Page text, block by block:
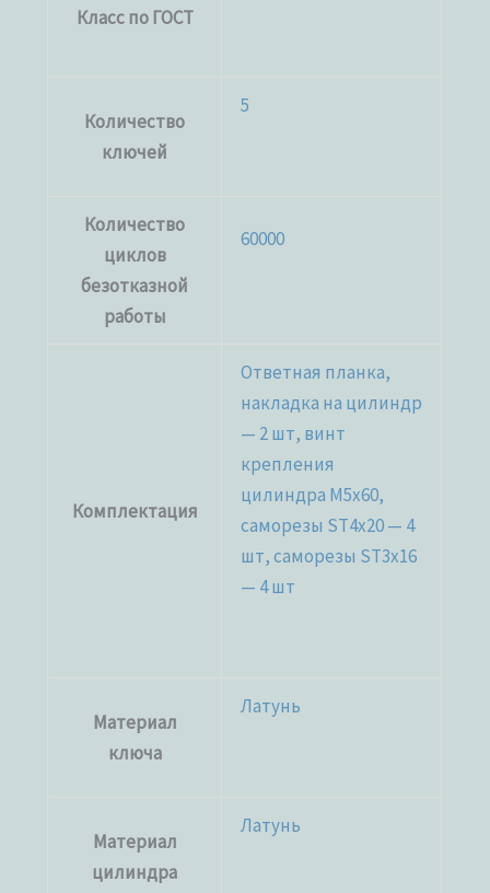
Класс по ГОСТ
Количество
ключей
5
Количество
циклов
безотказной
работы
60000
Комплектация
Ответная планка,
накладка на цилиндр
— 2 шт, винт
крепления
цилиндра M5x60,
саморезы ST4x20 — 4
шт, саморезы ST3x16
— 4 шт
Материал
ключа
Латунь
Материал
цилиндра
Латунь